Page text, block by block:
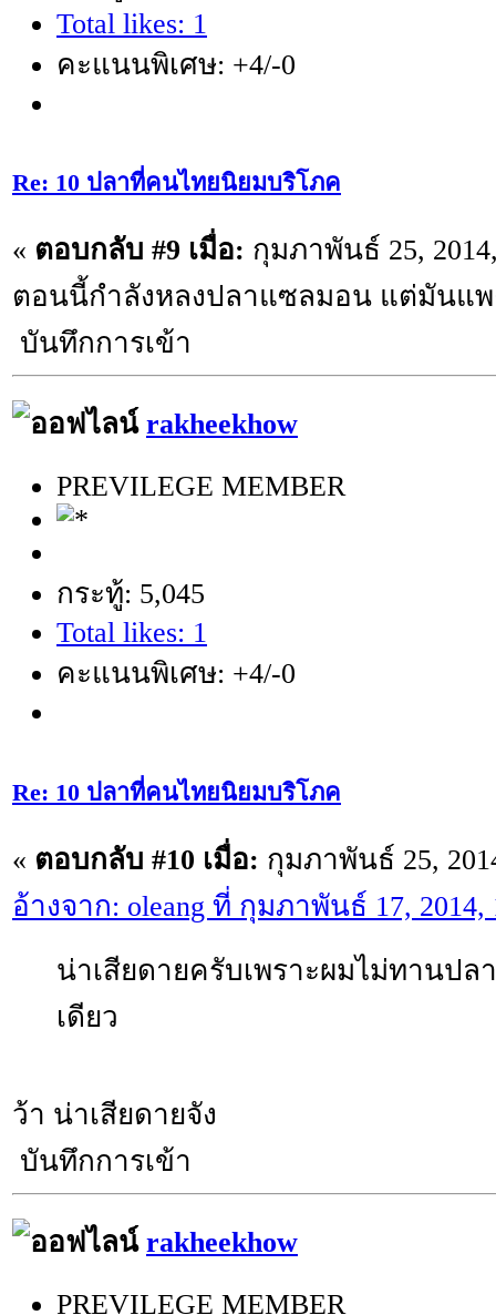
Total likes: 1
คะแนนพิเศษ: +4/-0
Re: 10 ปลาที่คนไทยนิยมบริโภค
« ตอบกลับ #9 เมื่อ: กุมภาพันธ์ 25,
ตอนนี้กำลังหลงปลาแซลมอน แต่มันแพ
บันทึกการเข้า
rakheekhow
PREVILEGE MEMBER
กระทู้: 5,045
Total likes: 1
คะแนนพิเศษ: +4/-0
Re: 10 ปลาที่คนไทยนิยมบริโภค
« ตอบกลับ #10 เมื่อ: กุมภาพันธ์ 25,
อ้างจาก: oleang ที่ กุมภาพันธ์ 17, 2014,
น่าเสียดายครับเพราะผมไม่ทานปล
เดียว
ว้า น่าเสียดายจัง
บันทึกการเข้า
rakheekhow
PREVILEGE MEMBER